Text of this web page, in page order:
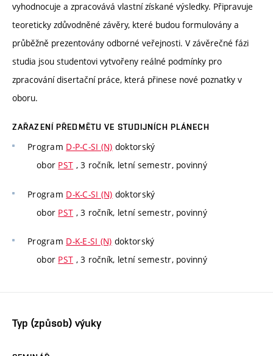
vyhodnocuje a zpracovává vlastní získané výsledky. Připravuje
teoreticky zdůvodněné závěry, které budou formulovány a
průběžně prezentovány odborné veřejnosti. V závěrečné fázi
studia jsou studentovi vytvořeny reálné podmínky pro
zpracování disertační práce, která přinese nové poznatky v
oboru.
ZAŘAZENÍ PŘEDMĚTU VE STUDIJNÍCH PLÁNECH
Program D-P-C-SI (N) doktorský
obor PST , 3 ročník, letní semestr, povinný
Program D-K-C-SI (N) doktorský
obor PST , 3 ročník, letní semestr, povinný
Program D-K-E-SI (N) doktorský
obor PST , 3 ročník, letní semestr, povinný
Typ (způsob) výuky